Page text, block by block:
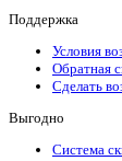
Поддержка
Условия
Обратная
Сделать
Выгодно
Система